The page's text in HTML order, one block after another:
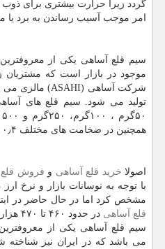
گردد زیرا حرارت بیشتری برای
امر موجب آسیب رساندن به برد یا
سیم قلع آساهی یکی از
موجود در بازار است که
شرکت آساهی (ASAHI) مالزی می
تولید می شود. سیم قلع های
همچنین در ضخامت های مختلف ۰٫۴ ، ۰٫۸ ، ۱ ، ۱٫۶میلیمتر و …
اصولا خرید قلع آساهی و فروش
با توجه به نوسانات بازار و نرخ
مشخص کرد اما در حال حاضر در ابتدای سال 99
قلع آساهی در حدود ۴۶۰ تا ۴۷۰ هزار تومان می باشد.
سیم قلع آساهی یکی از
می باشد که در ایران نیز شناخته